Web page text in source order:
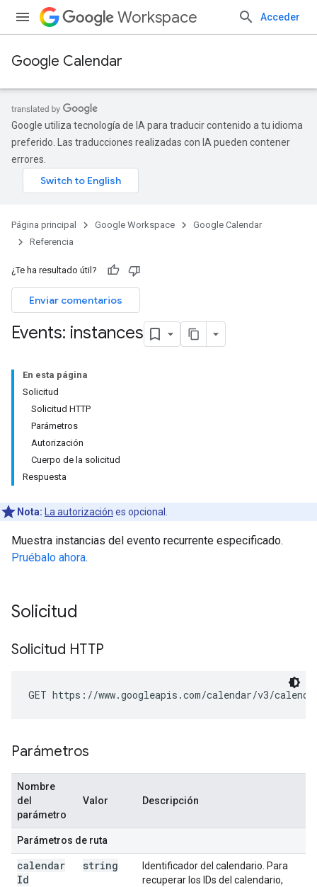
Workspace Acceder
Google Calendar
Google utiliza tecnología de IA para traducir contenido a tu idioma
preferido. Las traducciones realizadas con IA pueden contener
errores.
Página principal Google Workspace
Google Calendar
Referencia
¿Te ha resultado útil?
Enviar comentarios
Events: instances
En esta página
Solicitud
Solicitud HTTP
Parámetros
Autorización
Cuerpo de la solicitud
Respuesta
Nota: La autorización es opcional.
Muestra instancias del evento recurrente especificado.
Pruébalo ahora.
Solicitud
Solicitud HTTP
GET https://www.googleapis.com/calendar/v3/
Parámetros
Nombre
del
parámetro
Valor Descripción
Parámetros de ruta
calendar
Id
string
Identificador del calendario. Para
recuperar los IDs del calendario,